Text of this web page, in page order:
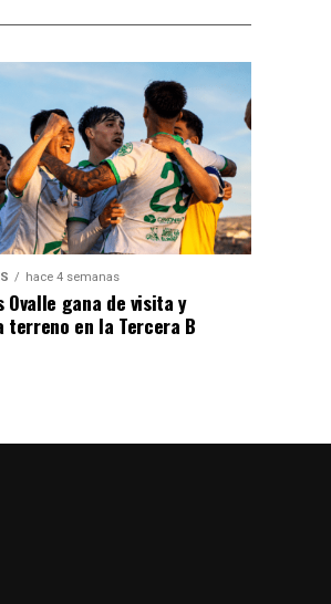
hace 4 semanas
Ovalle gana de visita y
terreno en la Tercera B